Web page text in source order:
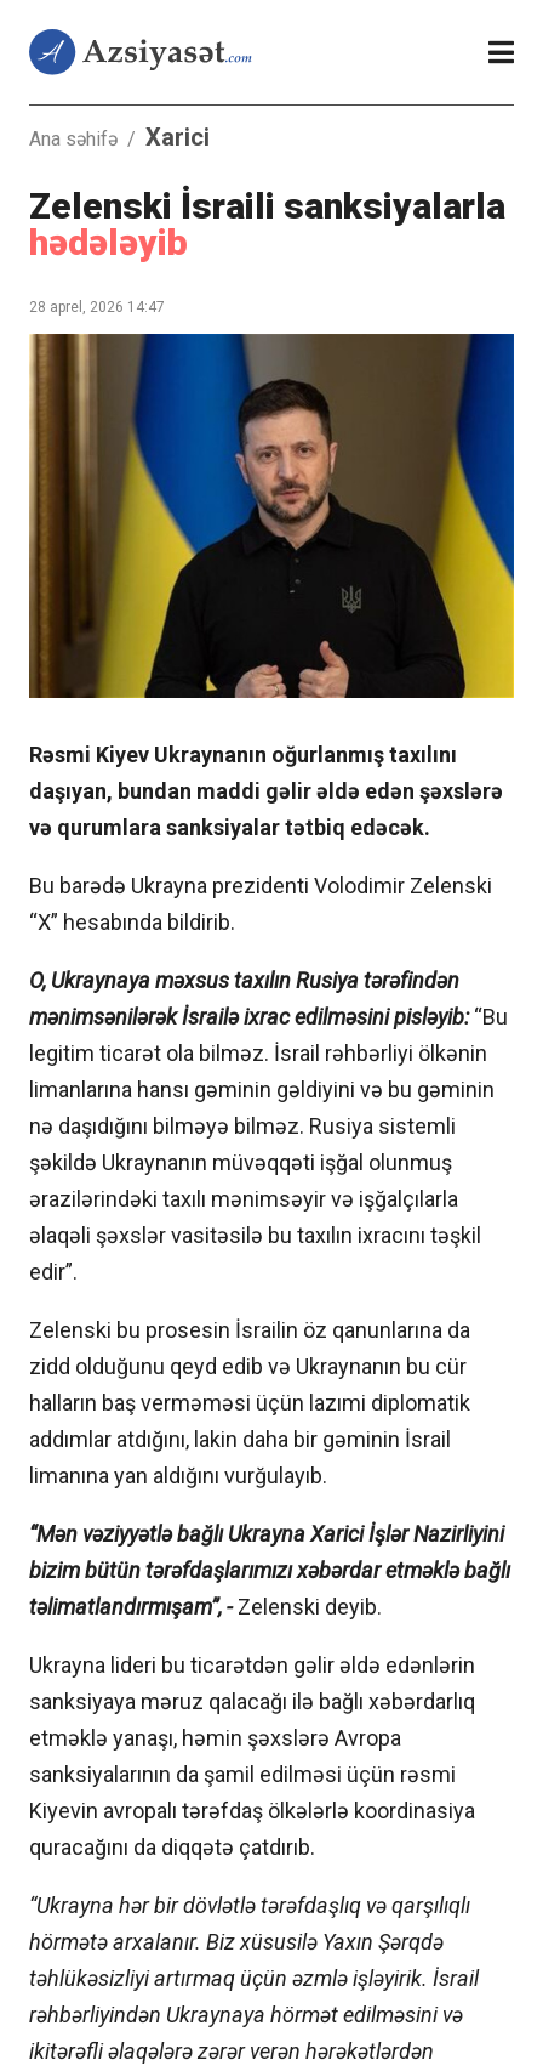
Ana səhifə / Xarici
Zelenski İsraili sanksiyalarla
hədələyib
28 aprel, 2026 14:47
Rəsmi Kiyev Ukraynanın oğurlanmış taxılını
daşıyan, bundan maddi gəlir əldə edən şəxslərə
və qurumlara sanksiyalar tətbiq edəcək.
Bu barədə Ukrayna prezidenti Volodimir Zelenski
“X” hesabında bildirib.
O, Ukraynaya məxsus taxılın Rusiya tərəfindən
mənimsənilərək İsrailə ixrac edilməsini pisləyib:“Bu
legitim ticarət ola bilməz. İsrail rəhbərliyi ölkənin
limanlarına hansı gəminin gəldiyini və bu gəminin
nə daşıdığını bilməyə bilməz. Rusiya sistemli
şəkildə Ukraynanın müvəqqəti işğal olunmuş
ərazilərindəki taxılı mənimsəyir və işğalçılarla
əlaqəli şəxslər vasitəsilə bu taxılın ixracını təşkil
edir”.
Zelenski bu prosesin İsrailin öz qanunlarına da
zidd olduğunu qeyd edib və Ukraynanın bu cür
halların baş verməməsi üçün lazımi diplomatik
addımlar atdığını, lakin daha bir gəminin İsrail
limanına yan aldığını vurğulayıb.
“Mən vəziyyətlə bağlı Ukrayna Xarici İşlər Nazirliyini
bizim bütün tərəfdaşlarımızı xəbərdar etməklə bağlı
təlimatlandırmışam”, -Zelenski deyib.
Ukrayna lideri bu ticarətdən gəlir əldə edənlərin
sanksiyaya məruz qalacağı ilə bağlı xəbərdarlıq
etməklə yanaşı, həmin şəxslərə Avropa
sanksiyalarının da şamil edilməsi üçün rəsmi
Kiyevin avropalı tərəfdaş ölkələrlə koordinasiya
quracağını da diqqətə çatdırıb.
“Ukrayna hər bir dövlətlə tərəfdaşlıq və qarşılıqlı
hörmətə arxalanır. Biz xüsusilə Yaxın Şərqdə
təhlükəsizliyi artırmaq üçün əzmlə işləyirik. İsrail
rəhbərliyindən Ukraynaya hörmət edilməsini və
ikitərəfli əlaqələrə zərər verən hərəkətlərdən